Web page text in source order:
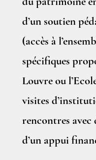
d’un soutien
(accès à
spécifiques
Louvre ou
visites
rencontres avec
d’un appui